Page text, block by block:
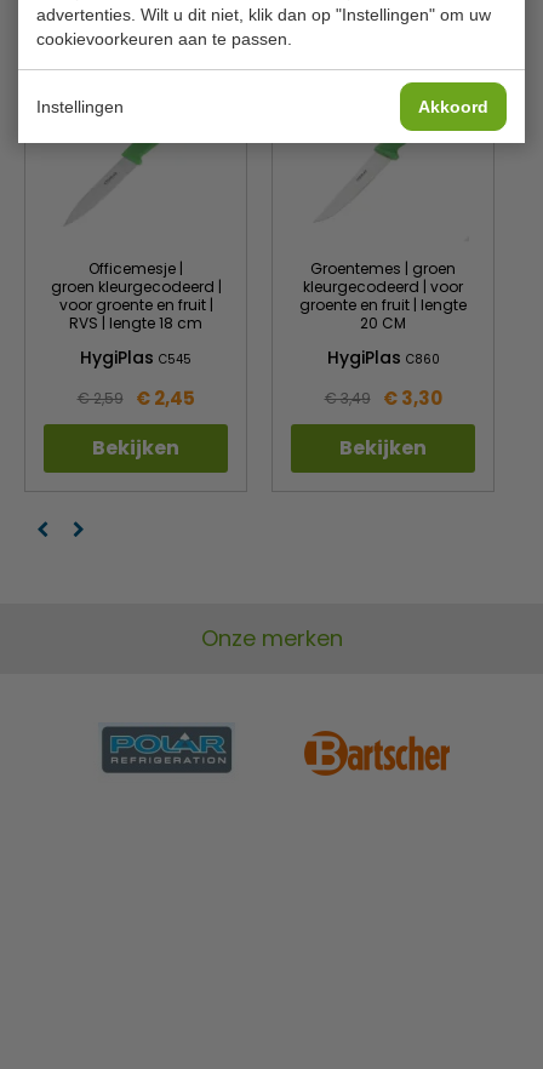
advertenties. Wilt u dit niet, klik dan op "Instellingen" om uw
cookievoorkeuren aan te passen.
Instellingen Akkoord
Is dit iets voor jou?
Officemesje |
groen kleurgecodeerd |
voor groente en fruit |
RVS | lengte 18 cm
HygiPlas C545
€ 2,59 € 2,45
Bekijken
Groentemes | groen
kleurgecodeerd | voor
groente en fruit | lengte
20 CM
HygiPlas C860
€ 3,49 € 3,30
Bekijken
Onze merken